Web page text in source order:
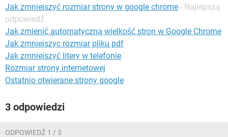
Jak zmniejszyć rozmiar strony w google chrome - Najlepszą
odpowiedź
Jak zmienić automatyczną wielkość stron w Google Chrome
Jak zmniejszyc rozmiar pliku pdf
Jak zmniejszyć litery w telefonie
Rozmiar strony internetowej
Ostatnio otwierane strony google
3 odpowiedzi
ODPOWIEDŹ 1 / 3